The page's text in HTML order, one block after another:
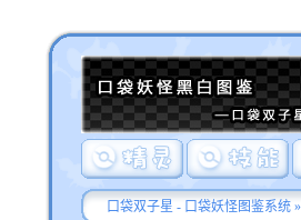
口袋双子星 - 口袋妖怪图鉴系统»